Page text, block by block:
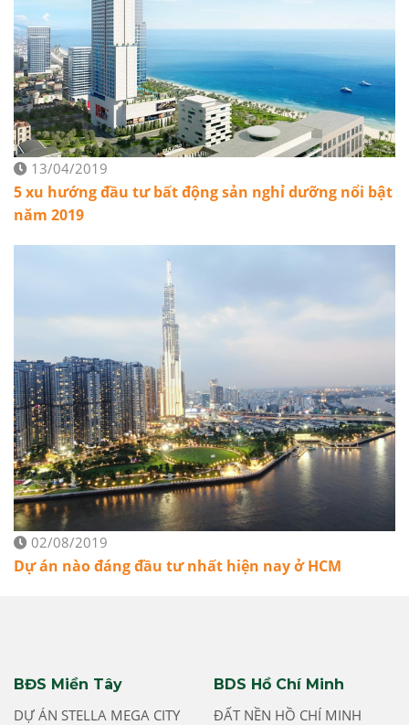
13/04/2019
5 xu hướng đầu tư bất động sản nghỉ dưỡng nổi bật
năm 2019
02/08/2019
Dự án nào đáng đầu tư nhất hiện nay ở HCM
BĐS Miền Tây
DỰ ÁN STELLA MEGA CITY
BDS Hồ Chí Minh
ĐẤT NỀN HỒ CHÍ MINH